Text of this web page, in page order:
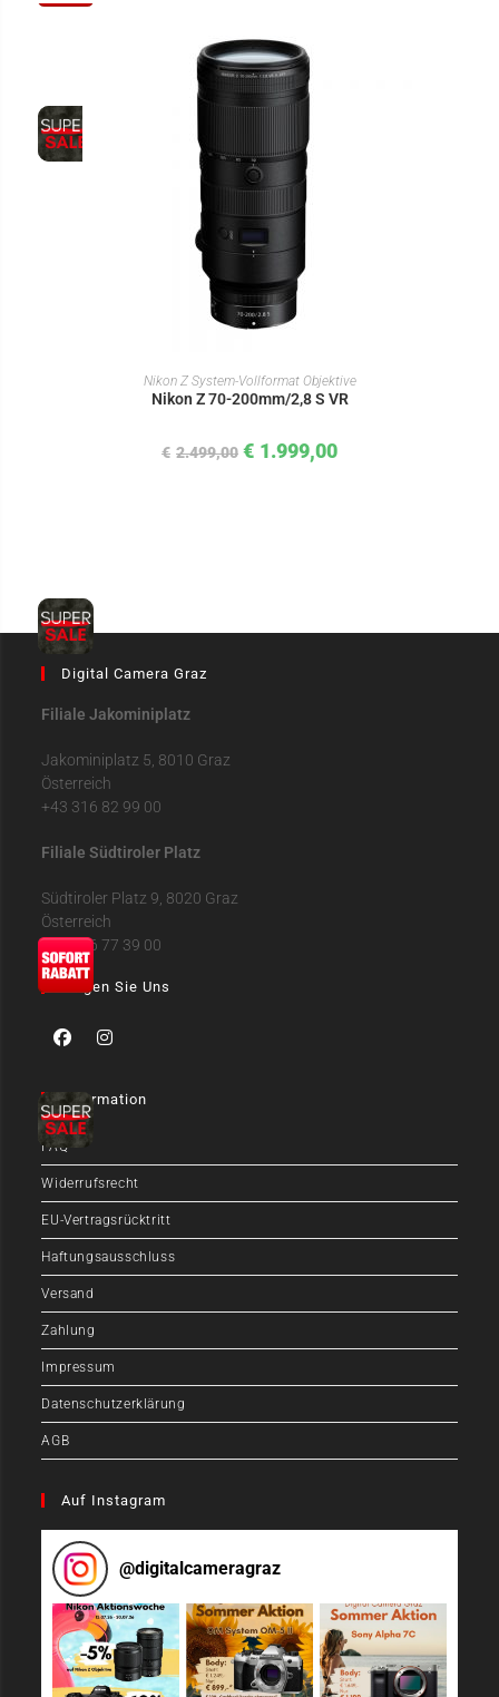
IN DEN WARENKORB
Nikon Z System-Vollformat Objektive
Nikon Z 70-200mm/2,8 S VR
€ 2.499,00 € 1.999,00
Digital Camera Graz
Filiale Jakominiplatz
Jakominiplatz 5, 8010 Graz
Österreich
+43 316 82 99 00
Filiale Südtiroler Platz
Südtiroler Platz 9, 8020 Graz
Österreich
+43 316 77 39 00
Folgen Sie Uns
Information
FAQ
Widerrufsrecht
EU-Vertragsrücktritt
Haftungsausschluss
Versand
Zahlung
Impressum
Datenschutzerklärung
AGB
Auf Instagram
@digitalcameragraz